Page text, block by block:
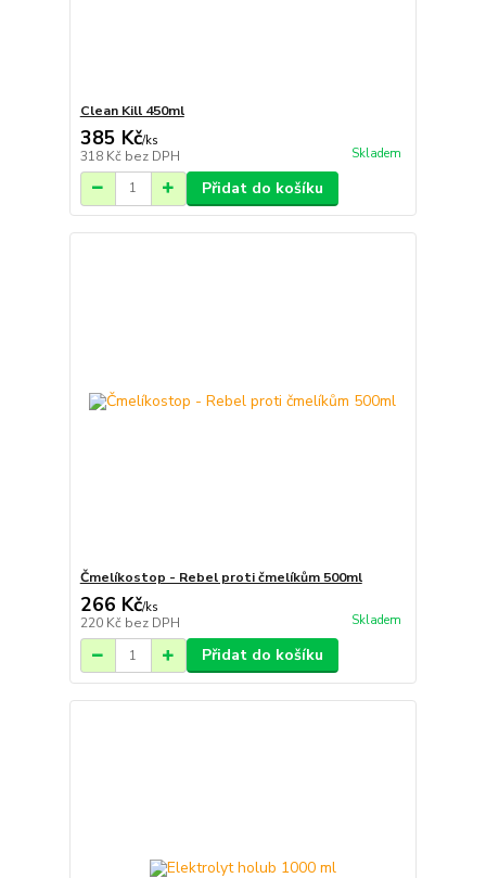
Clean Kill 450ml
385 Kč/ks
318 Kč bez DPH Skladem
Přidat do košíku
Čmelíkostop - Rebel proti čmelíkům 500ml
266 Kč/ks
220 Kč bez DPH Skladem
Přidat do košíku